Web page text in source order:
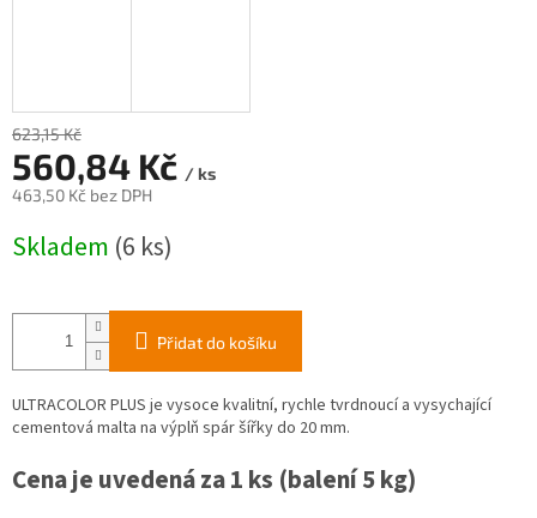
623,15 Kč
560,84 Kč / ks
463,50 Kč bez DPH
cena:
Skladem (6 ks)
Přidat do košíku
ULTRACOLOR PLUS je vysoce kvalitní, rychle tvrdnoucí a vysychající
cementová malta na výplň spár šířky do 20 mm.
Cena je uvedená za 1 ks (balení 5 kg)